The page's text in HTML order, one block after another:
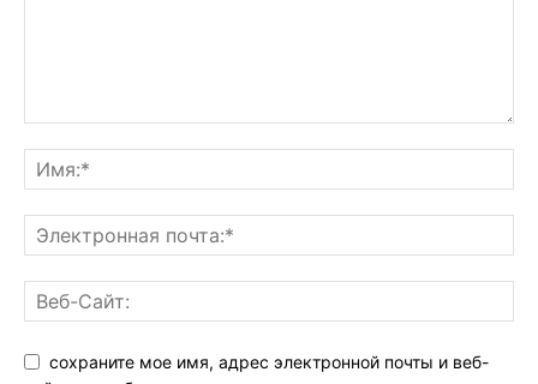
сохраните мое имя, адрес электронной почты и веб-